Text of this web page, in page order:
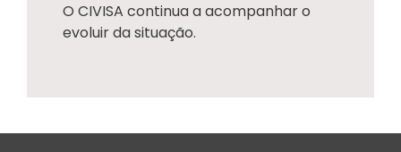
O CIVISA continua a acompanhar o
evoluir da situação.